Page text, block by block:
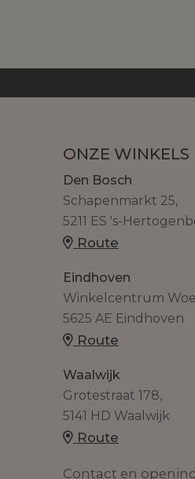
ONZE WINKELS
Den Bosch
Schapenmarkt 25,
5211 ES 's-
Route
Eindhoven
Winkelcentrum
5625 AE Eindhoven
Route
Waalwijk
Grotestraat 178,
5141 HD Waalwijk
Route
Contact en